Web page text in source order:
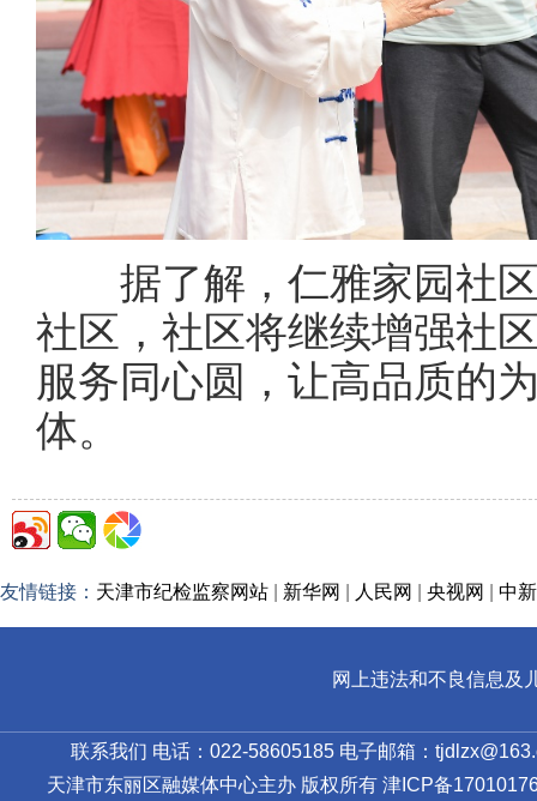
据了解，仁雅家园社区
社区，社区将继续增强社
服务同心圆，让高品质的
体。
友情链接： 天津市纪检监察网站 新华网 人民网 央视网 中
网上违法和不良信息及
联系我们 电话：022-58605185 电子邮箱：
天津市东丽区融媒体中心主办 版权所有 津ICP备